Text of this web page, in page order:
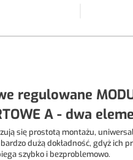
regulowane
A - dwa
się prostotą montażu,
dużą dokładność, gdyż ich
szybko i bezproblemowo.